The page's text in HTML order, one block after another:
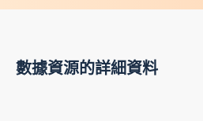
數據資源的詳細資料